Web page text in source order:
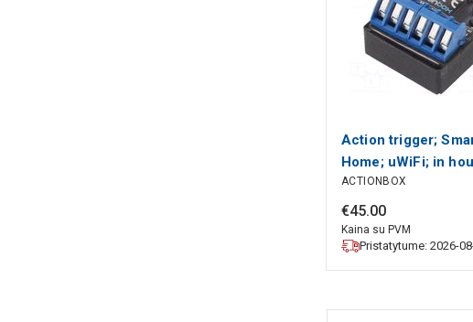
Action trigger;
Home; uWiFi; in
mounting box
ACTIONBOX
€45.00
Kaina su PVM
Pristatytume: 2026-